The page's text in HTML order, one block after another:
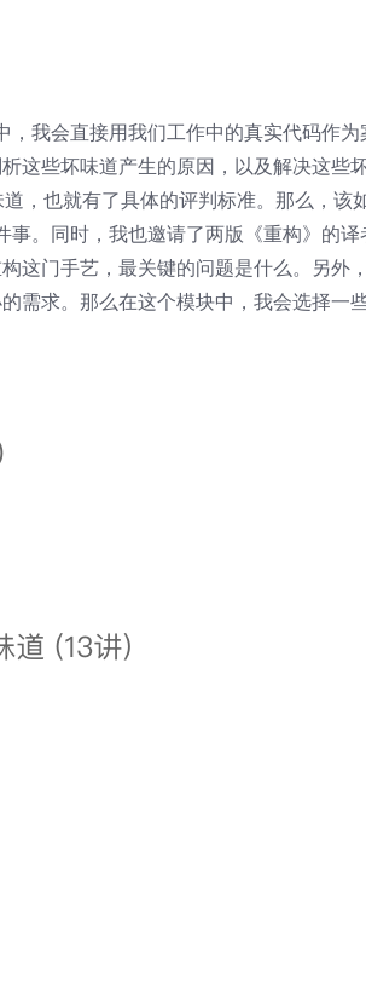
，我会直接用我们工作中的真实代码作
这些坏味道产生的原因，以及解决这些
，也就有了具体的评判标准。那么，该
事。同时，我也邀请了两版《重构》的
这门手艺，最关键的问题是什么。另外
需求。那么在这个模块中，我会选择一